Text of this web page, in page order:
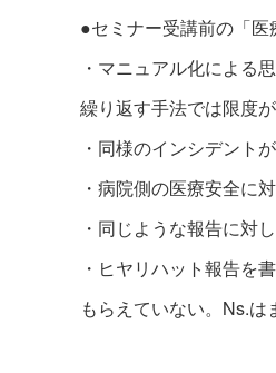
●セミナー受講前の「
・マニュアル化による
繰り返す手法では限度
・同様のインシデント
・病院側の医療安全に
・同じような報告に対
・ヒヤリハット報告を
もらえていない。Ns.は